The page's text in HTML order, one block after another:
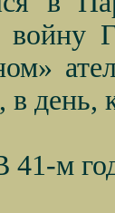
войну
в
41-м